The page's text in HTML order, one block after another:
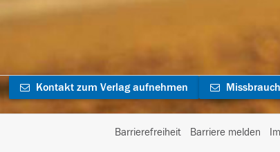
Kontakt zum Verlag aufnehmen
Barrierefreiheit Barriere melden